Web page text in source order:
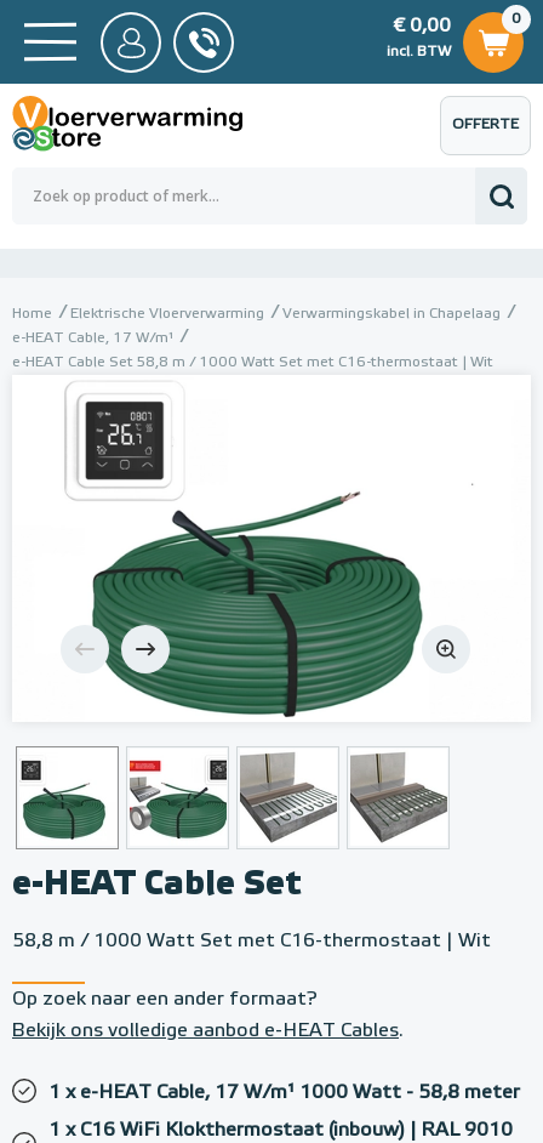
BTW
0,00
0
€ 0,00
incl. BTW
€ 0,00
OFFERTE
AANVRAGEN
Home Elektrische Vloerverwarming
Verwarmingskabel in Chapelaag
e-HEAT Cable, 17 W/m¹
e-HEAT Cable Set 58,8 m / 1000 Watt Set met C16-thermostaat | Wit
e-HEAT Cable Set
58,8 m / 1000 Watt Set met C16-thermostaat | Wit
Op zoek naar een ander formaat?
Bekijk ons volledige aanbod e-HEAT Cables.
1 x e-HEAT Cable, 17 W/m¹ 1000 Watt - 58,8 meter
1 x C16 WiFi Klokthermostaat (inbouw) | RAL 9010